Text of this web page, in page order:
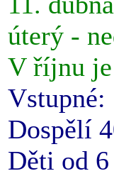
úterý -
V říjnu je
Vstupné:
Dospělí
Děti od